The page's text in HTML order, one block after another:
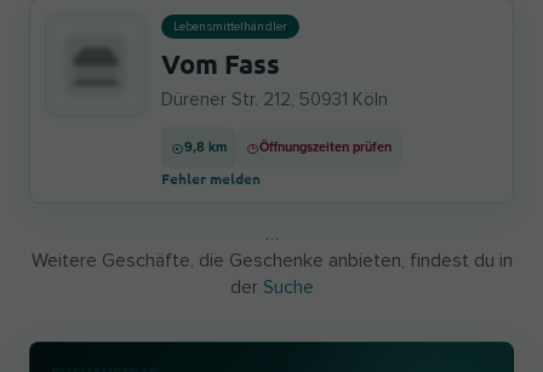
Lebensmittelhändler
Vom Fass
Dürener Str. 212, 50931 Köln
9,8 km Öffnungszeiten prüfen
Fehler melden
…
Weitere Geschäfte, die Geschenke anbieten, findest du in
der Suche